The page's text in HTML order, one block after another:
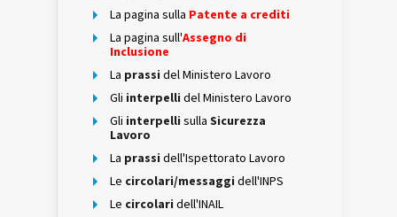
La pagina sulla Patente a crediti
La pagina sull'Assegno di
Inclusione
La prassi del Ministero Lavoro
Gli interpelli del Ministero Lavoro
Gli interpelli sulla Sicurezza
Lavoro
La prassi dell'Ispettorato Lavoro
Le circolari/messaggi dell'INPS
Le circolari dell'INAIL